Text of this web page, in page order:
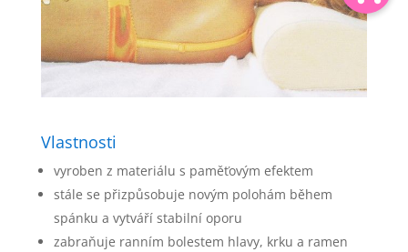
Vlastnosti
vyroben z materiálu s paměťovým efektem
stále se přizpůsobuje novým polohám během
spánku a vytváří stabilní oporu
zabraňuje ranním bolestem hlavy, krku a ramen